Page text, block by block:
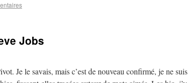
Jobs
Je le savais, mais c’est de nouveau confirmé, je ne suis